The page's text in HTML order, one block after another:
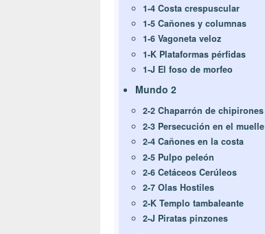
1-4 Costa crespuscular
1-5 Cañones y columnas
1-6 Vagoneta veloz
1-K Plataformas pérfidas
1-J El foso de morfeo
Mundo 2
2-2 Chaparrón de chipirones
2-3 Persecución en el muelle
2-4 Cañones en la costa
2-5 Pulpo peleón
2-6 Cetáceos Cerúleos
2-7 Olas Hostiles
2-K Templo tambaleante
2-J Piratas pinzones